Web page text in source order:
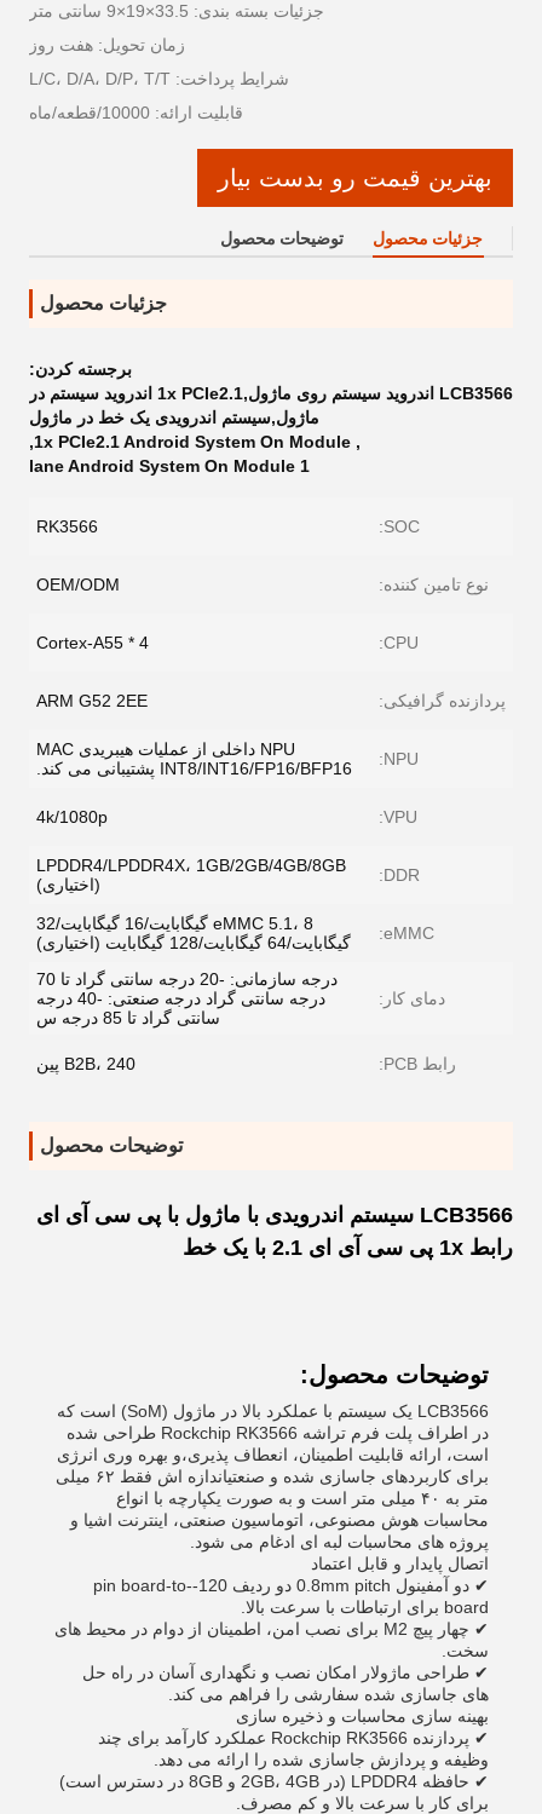
جزئیات بسته بندی: 33.5×19×9 سانتی متر
زمان تحویل: هفت روز
شرایط پرداخت: L/C، D/A، D/P، T/T
قابلیت ارائه: 10000/قطعه/ماه
بهترین قیمت رو بدست بیار
جزئیات محصول توضیحات محصول
جزئیات محصول
برجسته کردن:
LCB3566 اندروید سیستم روی ماژول,1x PCIe2.1 اندروید سیستم در
ماژول,سیستم اندرویدی یک خط در ماژول
,
1x PCIe2.1 Android System On Module
,
1 lane Android System On Module
SOC:
RK3566
نوع تامین کننده: OEM/ODM
CPU:
4 * Cortex-A55
پردازنده گرافیکی: ARM G52 2EE
NPU:
NPU داخلی از عملیات هیبریدی MAC
INT8/INT16/FP16/BFP16 پشتیبانی می کند.
VPU:
4k/1080p
DDR:
LPDDR4/LPDDR4X، 1GB/2GB/4GB/8GB
(اختیاری)
eMMC:
eMMC 5.1، 8 گیگابایت/16 گیگابایت/32
گیگابایت/64 گیگابایت/128 گیگابایت (اختیاری)
دمای کار:
درجه سازمانی: -20 درجه سانتی گراد تا 70
درجه سانتی گراد درجه صنعتی: -40 درجه
سانتی گراد تا 85 درجه س
رابط PCB: B2B، 240 پین
توضیحات محصول
LCB3566 سیستم اندرویدی با ماژول با پی سی آی ای
رابط 1x پی سی آی ای 2.1 با یک خط
توضیحات محصول:
LCB3566 یک سیستم با عملکرد بالا در ماژول (SoM) است که
در اطراف پلت فرم تراشه Rockchip RK3566 طراحی شده
است، ارائه قابلیت اطمینان، انعطاف پذیری،و بهره وری انرژی
برای کاربردهای جاسازی شده و صنعتیاندازه اش فقط ۶۲ میلی
متر به ۴۰ میلی متر است و به صورت یکپارچه با انواع
محاسبات هوش مصنوعی، اتوماسیون صنعتی، اینترنت اشیا و
پروژه های محاسبات لبه ای ادغام می شود.
اتصال پایدار و قابل اعتماد
✔ دو آمفینول 0.8mm pitch دو ردیف 120-pin board-to-
board برای ارتباطات با سرعت بالا.
✔ چهار پیچ M2 برای نصب امن، اطمینان از دوام در محیط های
سخت.
✔ طراحی ماژولار امکان نصب و نگهداری آسان در راه حل
های جاسازی شده سفارشی را فراهم می کند.
بهینه سازی محاسبات و ذخیره سازی
✔ پردازنده Rockchip RK3566 عملکرد کارآمد برای چند
وظیفه و پردازش جاسازی شده را ارائه می دهد.
✔ حافظه LPDDR4 (در 2GB، 4GB و 8GB در دسترس است)
برای کار با سرعت بالا و کم مصرف.